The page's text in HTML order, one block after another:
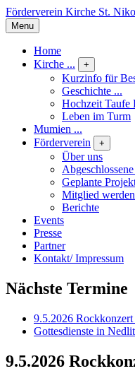
Förderverein Kirche St.
Menu
Home
Kirche ...
+
Kurzinfo für
Geschichte ...
Hochzeit Taufe
Leben im Turm
Mumien ...
Förderverein
+
Über uns
Geplante
Mitglied werden
Berichte
Events
Presse
Partner
Kontakt/ Impressum
Nächste Termine
9.5.2026
Gottesdienste in
9.5.2026